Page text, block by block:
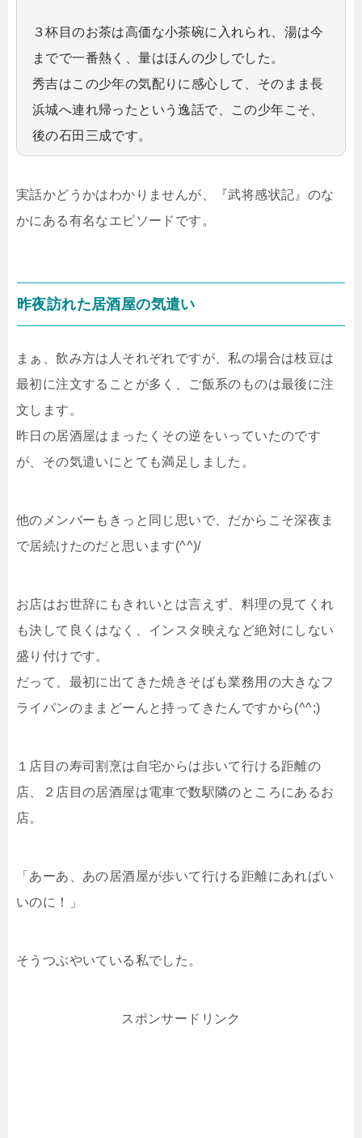
３杯目のお茶は高価な小茶碗に入れられ、湯は今
までで一番熱く、量はほんの少しでした。
秀吉はこの少年の気配りに感心して、そのまま長
浜城へ連れ帰ったという逸話で、この少年こそ、
後の石田三成です。
実話かどうかはわかりませんが、『武将感状記』のな
かにある有名なエピソードです。
昨夜訪れた居酒屋の気遣い
まぁ、飲み方は人それぞれですが、私の場合は枝豆は
最初に注文することが多く、ご飯系のものは最後に注
文します。
昨日の居酒屋はまったくその逆をいっていたのです
が、その気遣いにとても満足しました。
他のメンバーもきっと同じ思いで、だからこそ深夜ま
で居続けたのだと思います(^^)/
お店はお世辞にもきれいとは言えず、料理の見てくれ
も決して良くはなく、インスタ映えなど絶対にしない
盛り付けです。
だって、最初に出てきた焼きそばも業務用の大きなフ
ライパンのままどーんと持ってきたんですから(^^;)
１店目の寿司割烹は自宅からは歩いて行ける距離の
店、２店目の居酒屋は電車で数駅隣のところにあるお
店。
「あーあ、あの居酒屋が歩いて行ける距離にあればい
いのに！」
そうつぶやいている私でした。
スポンサードリンク